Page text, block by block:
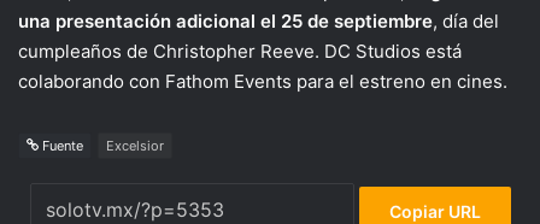
una presentación adicional el 25 de septiembre, día del
cumpleaños de Christopher Reeve. DC Studios está
colaborando con Fathom Events para el estreno en cines.
Fuente Excelsior
Copiar URL